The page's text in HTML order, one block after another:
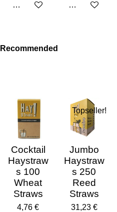
Añadir al carrito Añadir al
Recommended
Cocktail
Haystraw
s 100
Wheat
Straws
4,76 €
Topseller!
Jumbo
Haystraw
s 250
Reed
Straws
31,23 €